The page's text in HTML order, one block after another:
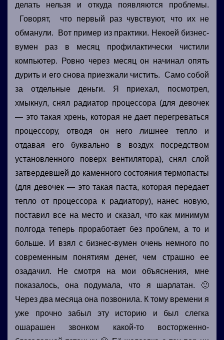
делать нельзя и откуда появляются проблемы.
Говорят, что первый раз чувствуют, что их не
обманули. Вот пример из практики. Некоей бизнес-
вумен раз в месяц профилактически чистили
компьютер. Ровно через месяц он начинал опять
дурить и его снова приезжали чистить. Само собой
за отдельные деньги. Я приехал, посмотрел,
хмыкнул, снял радиатор процессора (для девочек
— это такая хрень, которая не дает перегреваться
процессору, отводя он него лишнее тепло и
отдавая его буквально в воздух посредством
установленного поверх вентилятора), снял слой
затвердевшей до каменного состояния термопасты
(для девочек — это такая паста, которая передает
тепло от процессора к радиатору), нанес новую,
поставил все на место и сказал, что как минимум
полгода теперь проработает без проблем, а то и
больше. И взял с бизнес-вумен очень немного по
современным понятиям денег, чем страшно ее
озадачил. Не смотря на мои объяснения, мне
показалось, она подумала, что я шарлатан. 🙂
Через два месяца она позвонила. К тому времени я
уже прочно забыл эту историю и был слегка
ошарашен звонком какой-то восторженно-